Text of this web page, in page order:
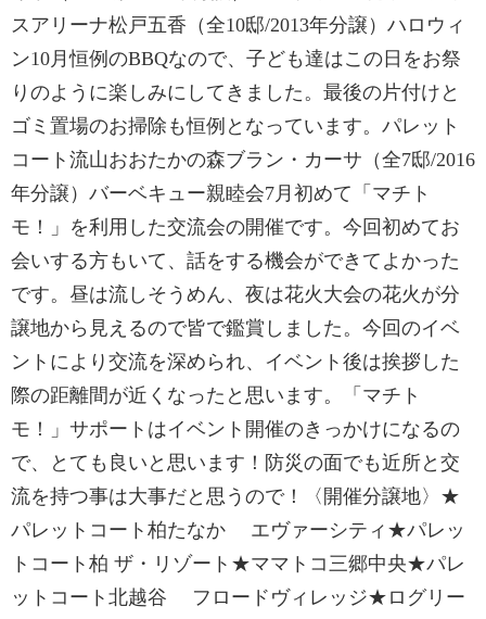
スアリーナ松戸五香（全10邸/2013年分譲）ハロウィ
ン10月恒例のBBQなので、子ども達はこの日をお祭
りのように楽しみにしてきました。最後の片付けと
ゴミ置場のお掃除も恒例となっています。パレット
コート流山おおたかの森ブラン・カーサ（全7邸/2016
年分譲）バーベキュー親睦会7月初めて「マチト
モ！」を利用した交流会の開催です。今回初めてお
会いする方もいて、話をする機会ができてよかった
です。昼は流しそうめん、夜は花火大会の花火が分
譲地から見えるので皆で鑑賞しました。今回のイベ
ントにより交流を深められ、イベント後は挨拶した
際の距離間が近くなったと思います。「マチト
モ！」サポートはイベント開催のきっかけになるの
で、とても良いと思います！防災の面でも近所と交
流を持つ事は大事だと思うので！〈開催分譲地〉★
パレットコート柏たなか エヴァーシティ★パレッ
トコート柏 ザ・リゾート★ママトコ三郷中央★パレ
ットコート北越谷 フロードヴィレッジ★ログリー